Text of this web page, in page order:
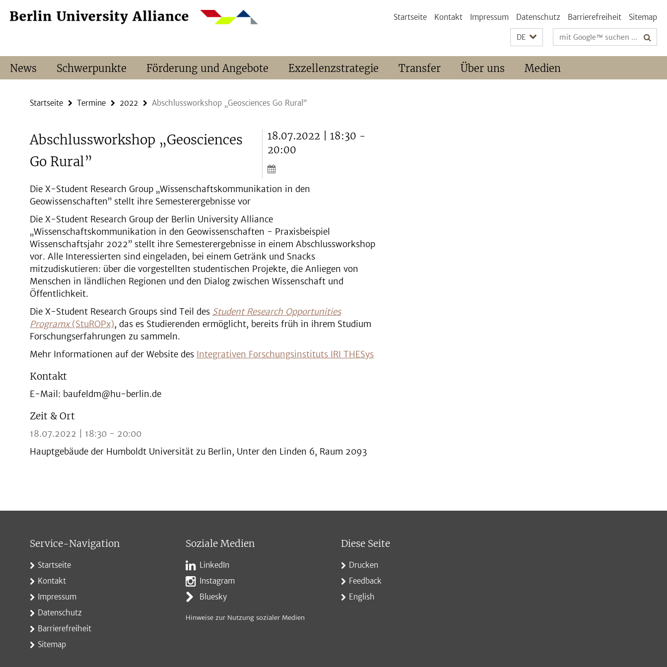
direkt
Service-
Startseite Kontakt Impressum Datenschutz Barrierefreiheit Sitemap
DE Suchbegriffe
News Schwerpunkte Förderung und Angebote Exzellenzstrategie Transfer Über uns Medien
Startseite Termine 2022 Abschlussworkshop „Geosciences Go Rural”
Abschlussworkshop „Geosciences
Go Rural”
18.07.2022 | 18:30 -
20:00
Die X-Student Research Group „Wissenschaftskommunikation in den
Geowissenschaften” stellt ihre Semesterergebnisse vor
Die X-Student Research Group der Berlin University Alliance
„Wissenschaftskommunikation in den Geowissenschaften - Praxisbeispiel
Wissenschaftsjahr 2022” stellt ihre Semesterergebnisse in einem Abschlussworkshop
vor. Alle Interessierten sind eingeladen, bei einem Getränk und Snacks
mitzudiskutieren: über die vorgestellten studentischen Projekte, die Anliegen von
Menschen in ländlichen Regionen und den Dialog zwischen Wissenschaft und
Öffentlichkeit.
Die X-Student Research Groups sind Teil des Student Research Opportunities
Programx(StuROPx), das es Studierenden ermöglicht, bereits früh in ihrem Studium
Forschungserfahrungen zu sammeln.
Mehr Informationen auf der Website des Integrativen Forschungsinstituts IRI THESys
Kontakt
E-Mail: baufeldm@hu-berlin.de
Zeit & Ort
18.07.2022 | 18:30 - 20:00
Hauptgebäude der Humboldt Universität zu Berlin, Unter den Linden 6, Raum 2093
Service-Navigation
Startseite
Kontakt
Impressum
Datenschutz
Barrierefreiheit
Sitemap
Soziale Medien
LinkedIn
Instagram
Bluesky
Hinweise zur Nutzung sozialer Medien
Diese Seite
Drucken
Feedback
English